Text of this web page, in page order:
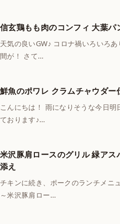
信玄鶏もも肉のコンフィ 大葉パ
天気の良いGW♪ コロナ禍いろいろ
間が！ さて…
鮮魚のポワレ クラムチャウダー
こんにちは！ 雨になりそうな今日
ております♪…
米沢豚肩ロースのグリル 緑アス
添え
チキンに続き、ポークのランチメニ
～米沢豚肩ロー…